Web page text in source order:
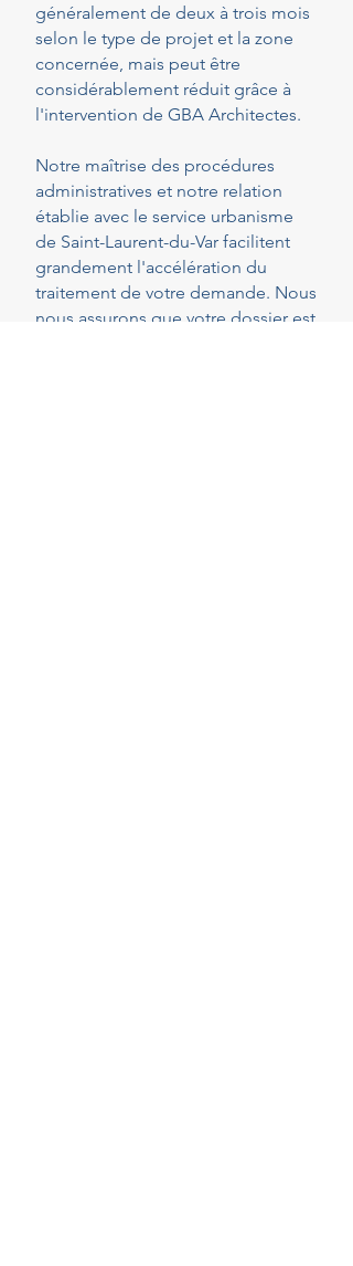
généralement de deux à trois mois
selon le type de projet et la zone
concernée, mais peut être
considérablement réduit grâce à
l'intervention de GBA Architectes.
Notre maîtrise des procédures
administratives et notre relation
établie avec le service urbanisme
de Saint-Laurent-du-Var facilitent
grandement l'accélération du
traitement de votre demande. Nous
nous assurons que votre dossier est